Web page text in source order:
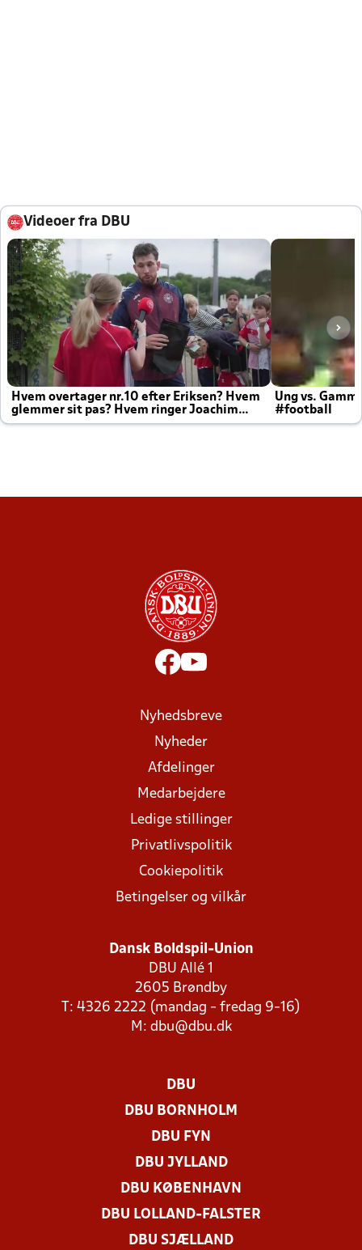
Videoer fra DBU
Hvem overtager nr.10 efter Eriksen? Hvem
glemmer sit pas? Hvem ringer Joachim
altid til efter kampe?
Ung vs.
#football
Nyhedsbreve
Nyheder
Afdelinger
Medarbejdere
Ledige stillinger
Privatlivspolitik
Cookiepolitik
Betingelser og vilkår
Dansk Boldspil-Union
DBU Allé 1
2605 Brøndby
T: 4326 2222 (mandag - fredag 9-16)
M: dbu@dbu.dk
DBU
DBU BORNHOLM
DBU FYN
DBU JYLLAND
DBU KØBENHAVN
DBU LOLLAND-FALSTER
DBU SJÆLLAND